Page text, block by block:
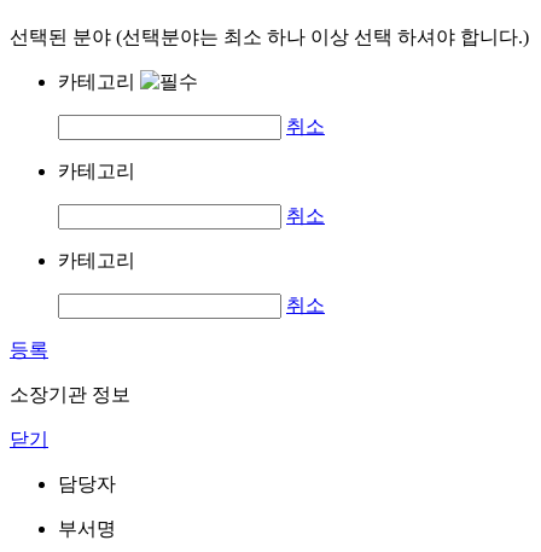
선택된 분야 (선택분야는 최소 하나 이상 선택 하셔야 합니다.)
카테고리
취소
카테고리
취소
카테고리
취소
등록
소장기관 정보
닫기
담당자
부서명